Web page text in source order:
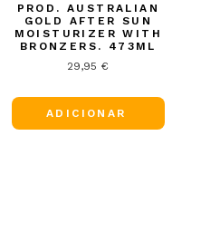
PROD. AUSTRALIAN
GOLD AFTER SUN
MOISTURIZER WITH
BRONZERS. 473ML
29,95 €
ADICIONAR